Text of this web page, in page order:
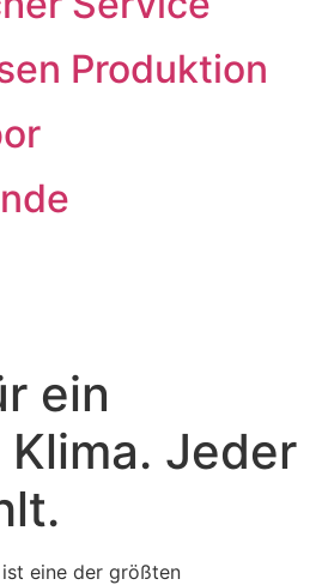
Produktion
ein
Jeder
eine der größten